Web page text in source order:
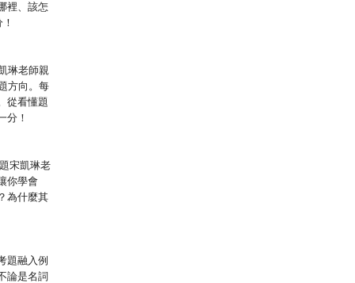
裡、該怎
琳老師親
方向。每
從看懂題
分！
宋凱琳老
你學會
為什麼其
題融入例
論是名詞